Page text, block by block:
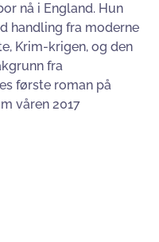
nå i England. Hun
handling fra moderne
Krim-krigen, og den
fra
første roman på
våren 2017